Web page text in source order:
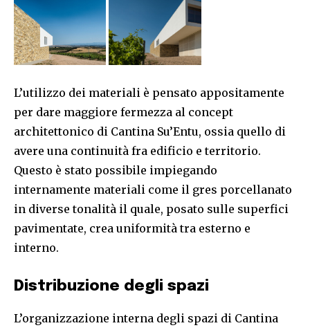
L’utilizzo dei materiali è pensato appositamente
per dare maggiore fermezza al concept
architettonico di Cantina Su’Entu, ossia quello di
avere una continuità fra edificio e territorio.
Questo è stato possibile impiegando
internamente materiali come il gres porcellanato
in diverse tonalità il quale, posato sulle superfici
pavimentate, crea uniformità tra esterno e
interno.
Distribuzione degli spazi
L’organizzazione interna degli spazi di Cantina